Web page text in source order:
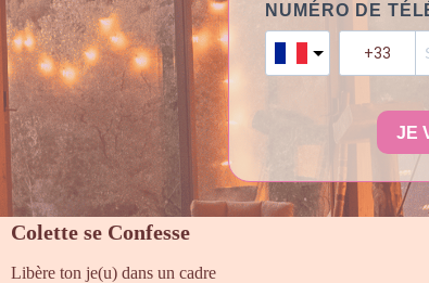
NUMÉRO DE
JE
Colette se Confesse
Libère ton je(u) dans un cadre